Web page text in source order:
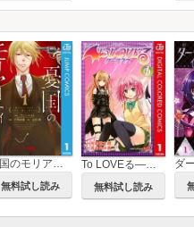
憂国のモリアーティ
無料試し読み 無料試し読み